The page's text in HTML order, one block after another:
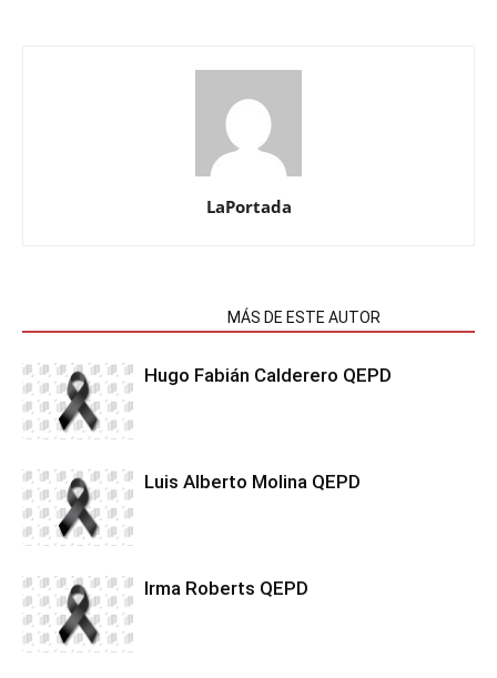
LaPortada
MÁS DE ESTE AUTOR
Hugo Fabián Calderero QEPD
Luis Alberto Molina QEPD
Irma Roberts QEPD